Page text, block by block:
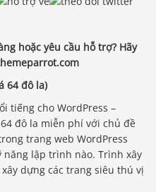
hoặc yêu cầu hỗ trợ? Hãy
64 đô la)
tiếng cho WordPress –
đô la miễn phí với chủ đề
trang web WordPress
năng lập trình nào. Trình xây
dựng các trang siêu thú vị